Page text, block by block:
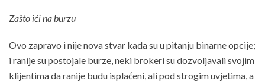
Zašto ići na burzu
Ovo zapravo i nije nova stvar kada su u pitanju binarne opcije;
i ranije su postojale burze, neki brokeri su dozvoljavali svojim
klijentima da ranije budu isplaćeni, ali pod strogim uvjetima, a